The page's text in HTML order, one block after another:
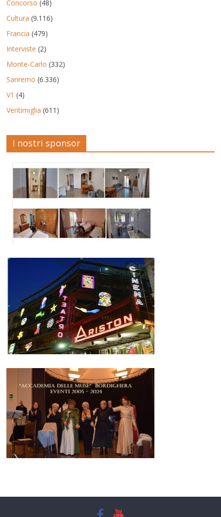
Concorso (48)
Cultura (9.116)
Francia (479)
Interviste (2)
Monte-Carlo (332)
Sanremo (6.336)
V1 (4)
Ventimiglia (611)
I nostri sponsor